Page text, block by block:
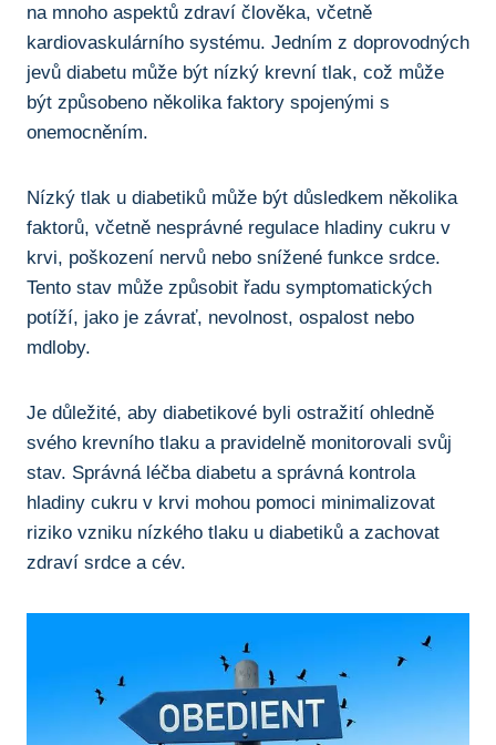
na mnoho aspektů zdraví člověka, včetně
kardiovaskulárního systému. Jedním z doprovodných
jevů diabetu může být nízký krevní tlak, což může
být způsobeno několika faktory spojenými s
onemocněním.
Nízký tlak u diabetiků může být důsledkem několika
faktorů, včetně nesprávné regulace hladiny cukru v
krvi, poškození nervů nebo snížené funkce srdce.
Tento stav může způsobit řadu symptomatických
potíží, jako je závrať, nevolnost, ospalost nebo
mdloby.
Je důležité, aby diabetikové byli ostražití ohledně
svého krevního tlaku a pravidelně monitorovali svůj
stav. Správná léčba diabetu a správná kontrola
hladiny cukru v krvi mohou pomoci minimalizovat
riziko vzniku nízkého tlaku u diabetiků a zachovat
zdraví srdce a cév.